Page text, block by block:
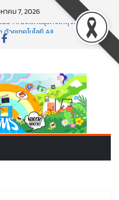
าคม 7, 2026
ป AI อัปสกิลธุรกิจให้พุ่งทะยาน
วยเทคโนโลยี AI!
ใจคนทำธุรกิจก็ต้องสตรอง!